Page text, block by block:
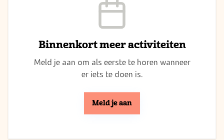
Binnenkort meer activiteiten
Meld je aan om als eerste te horen wanneer
er iets te doen is.
Meld je aan